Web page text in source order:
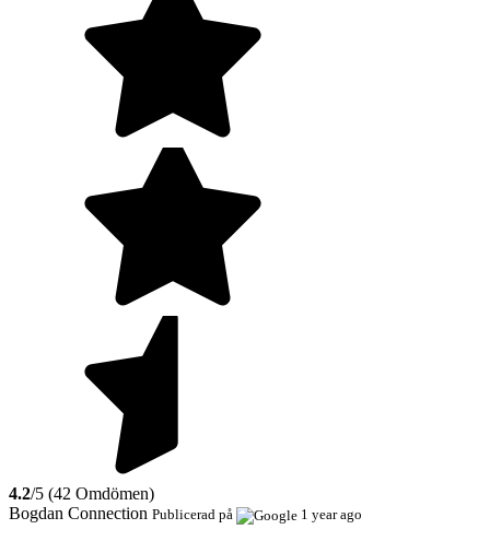
4.2/5 (42 Omdömen)
Bogdan Connection Publicerad på 1 year ago